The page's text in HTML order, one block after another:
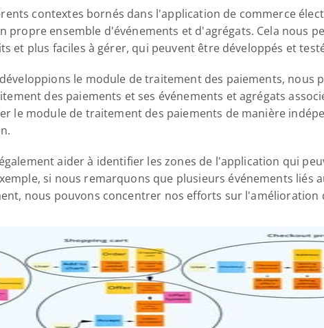
contextes bornés dans l'application de commerce
propre ensemble d'événements et d'agrégats. Cela nous
et plus faciles à gérer, qui peuvent être développés et
le module de traitement des paiements,
des paiements et ses événements et agrégats
le module de traitement des paiements de manière
aider à identifier les zones de l'application qui
si nous remarquons que plusieurs événements liés
nous pouvons concentrer nos efforts sur l'amélioration